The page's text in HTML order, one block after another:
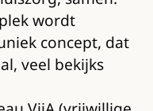
wordt
concept, dat
veel bekijks